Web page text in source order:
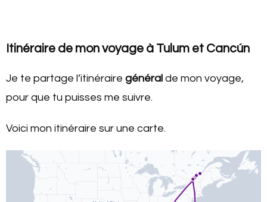
Itinéraire de mon voyage à Tulum et Cancún
Je te partage l’itinéraire général de mon voyage,
pour que tu puisses me suivre.
Voici mon itinéraire sur une carte.